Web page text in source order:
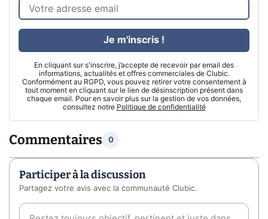
En cliquant sur s'inscrire, j’accepte de recevoir par email des
informations, actualités et offres commerciales de Clubic.
Conformément au RGPD, vous pouvez retirer votre consentement à
tout moment en cliquant sur le lien de désinscription présent dans
chaque email. Pour en savoir plus sur la gestion de vos données,
consultez notre Politique de confidentialité
Je m'inscris !
Commentaires 0
Participer à la discussion
Partagez votre avis avec la communauté Clubic.